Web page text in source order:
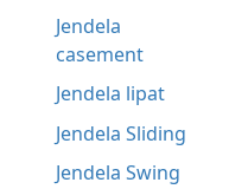
Jendela
casement
Jendela lipat
Jendela Sliding
Jendela Swing